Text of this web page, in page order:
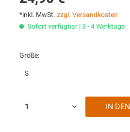
*inkl. MwSt.zzgl. Versandkosten
Sofort verfügbar | 3 - 4 Werktage
Größe:
IN DEN